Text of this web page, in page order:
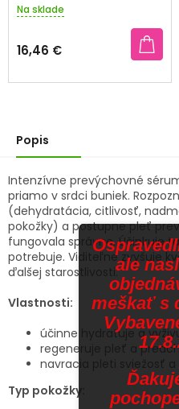
Priemerné
produktu
je
z
Na sklade
16,46 €
Popis
Intenzívne prevýchovné
priamo v srdci buniek.
(dehydratácia, citlivosť,
pokožky) a postupne pleť
fungovala správne. Účinkuje
potrebuje. Viditeľne zvyšuje
ďalšej starostlivosti.
Vlastnosti:
účinne hydratuje a
regeneruje pleť a
navracia pleti sviežosť a
Typ pokožky:
ale
meškať s